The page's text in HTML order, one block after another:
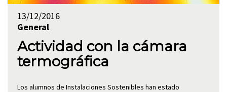
13/12/2016
General
Actividad con la cámara
termográfica
Los alumnos de Instalaciones Sostenibles han estado